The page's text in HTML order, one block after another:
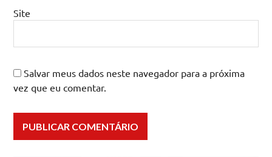
Site
Salvar meus dados neste navegador para a próxima
vez que eu comentar.